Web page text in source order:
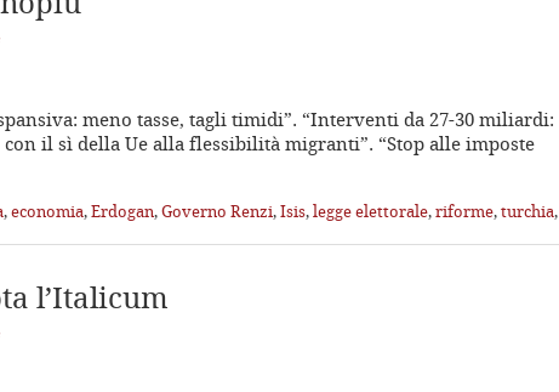
meno tasse, tagli timidi”. “Interventi da 27-30 miliardi:
il sì della Ue alla flessibilità migranti”. “Stop alle imposte
,economia,Erdogan,Governo Renzi,Isis,legge elettorale,riforme,turchia,
l’Italicum